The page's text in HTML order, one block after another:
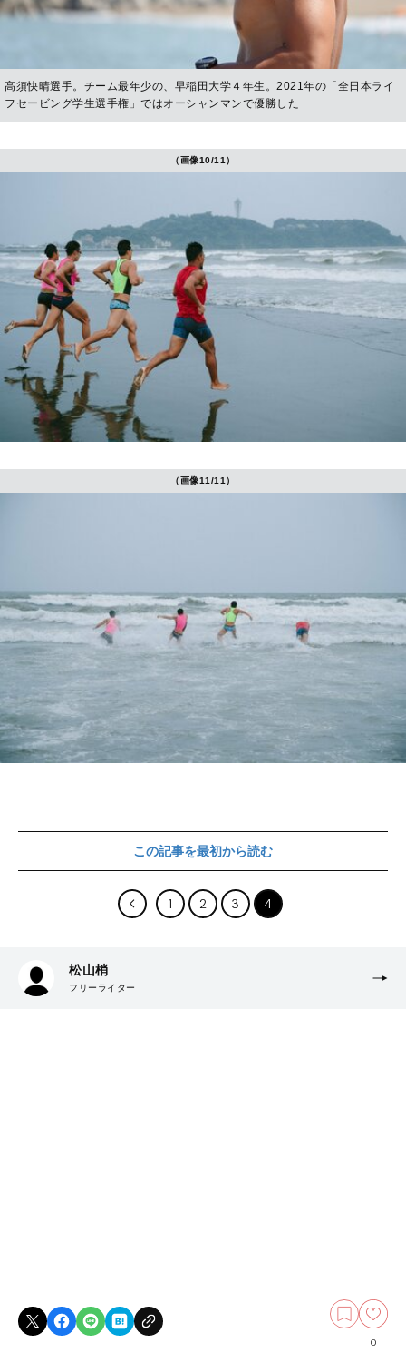
高須快晴選手。チーム最年少の、早稲田大学４年生。2021年の「全日本ライ
フセービング学生選手権」ではオーシャンマンで優勝した
（画像10/11）
（画像11/11）
この記事を最初から読む
1 2 3 4
松山梢
フリーライター
0